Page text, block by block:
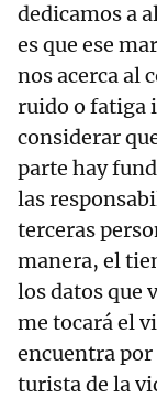
dedicamos a
es que ese
nos acerca al
ruido o fatiga
considerar
parte hay
las
terceras
manera, el
los datos que
me tocará el
encuentra por
turista de la